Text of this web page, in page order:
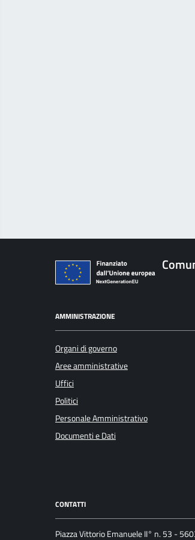
AMMINISTRAZIONE
Organi di governo
Aree amministrative
Uffici
Politici
Personale Amministrativo
Documenti e Dati
CONTATTI
Piazza Vittorio Emanuele II° n. 53 -